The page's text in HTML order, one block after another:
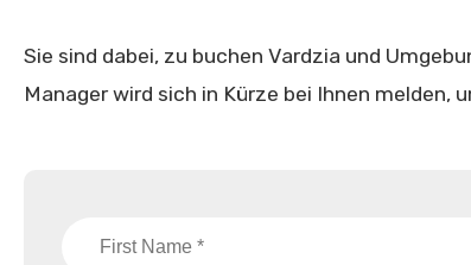
Sie sind dabei, zu buchen Vardzia und
Manager wird sich in Kürze bei Ihnen melden,